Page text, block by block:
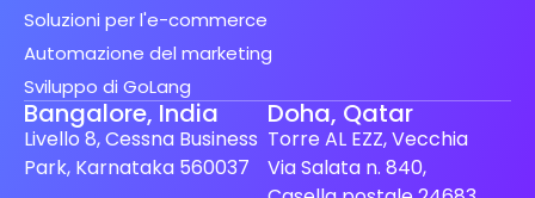
Soluzioni per l'e-commerce
Automazione del marketing
Sviluppo di GoLang
Bangalore, India
Livello 8, Cessna Business
Park, Karnataka 560037
Doha, Qatar
Torre AL EZZ, Vecchia
Via Salata n. 840,